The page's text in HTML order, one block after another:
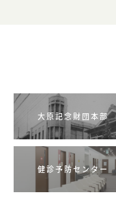
大原記念財団本部
健診予防センター